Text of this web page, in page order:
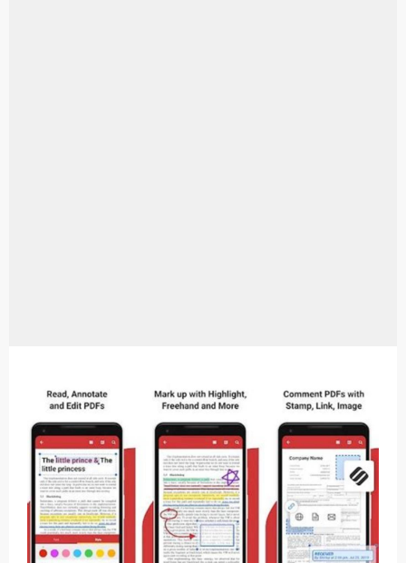
Bitcoin Miner Android: Apa Itu Dan Bagaimana Cara Menggunakannya
Pp Wa Couple Pasangan: Cara Terbaik Untuk Menjaga Hubungan
Cara Mengecek Windows Ori
Simpan Profil Ig Dengan Mudah
Aplikasi Togel Android: Solusi Praktis Untuk Pecinta Togel